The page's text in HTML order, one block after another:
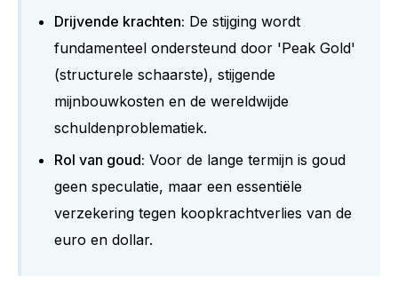
Drijvende krachten: De stijging wordt
fundamenteel ondersteund door 'Peak Gold'
(structurele schaarste), stijgende
mijnbouwkosten en de wereldwijde
schuldenproblematiek.
Rol van goud: Voor de lange termijn is goud
geen speculatie, maar een essentiële
verzekering tegen koopkrachtverlies van de
euro en dollar.